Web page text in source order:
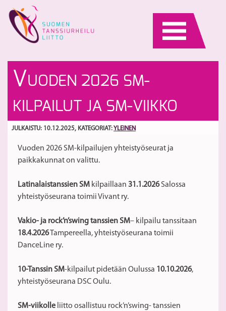
content
VUODEN 2026 SM-
KILPAILUT JA SM-VIIKKO
JULKAISTU: 10.12.2025, KATEGORIAT: YLEINEN
Vuoden 2026 SM-kilpailujen yhteistyöseurat ja
paikkakunnat on valittu.
Latinalaistanssien SM kilpaillaan 31.1.2026Salossa
yhteistyöseurana toimii Vivant ry.
Vakio- ja rock’n’swing tanssien SM– kilpailu tanssitaan
18.4.2026Tampereella, yhteistyöseurana toimii
DanceLine ry.
10-Tanssin SM-kilpailut pidetään Oulussa 10.10.2026,
yhteistyöseurana DSC Oulu.
SM-viikolle liitto osallistuu rock’n’swing- tanssien